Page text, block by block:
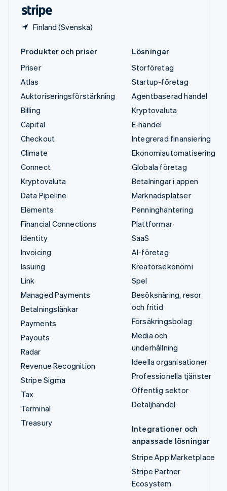
Finland (Svenska)
Produkter och priser
Priser
Atlas
Auktoriseringsförstärkning
Billing
Capital
Checkout
Climate
Connect
Kryptovaluta
Data Pipeline
Elements
Financial Connections
Identity
Invoicing
Issuing
Link
Managed Payments
Betalningslänkar
Payments
Payouts
Radar
Revenue Recognition
Stripe Sigma
Tax
Terminal
Treasury
Lösningar
Storföretag
Startup-företag
Agentbaserad handel
Kryptovaluta
E-handel
Integrerad finansiering
Ekonomiautomatisering
Globala företag
Betalningar i appen
Marknadsplatser
Penninghantering
Plattformar
SaaS
AI-företag
Kreatörsekonomi
Spel
Besöksnäring, resor
och fritid
Försäkringsbolag
Media och
underhållning
Ideella organisationer
Professionella tjänster
Offentlig sektor
Detaljhandel
Integrationer och
anpassade lösningar
Stripe App Marketplace
Stripe Partner
Ecosystem